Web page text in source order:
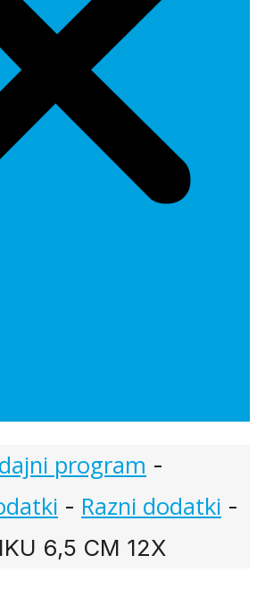
program -
- Razni dodatki -
6,5 CM 12X